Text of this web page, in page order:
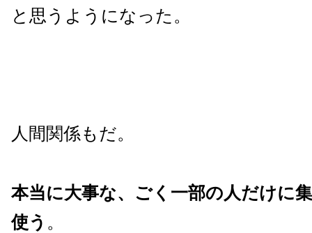
と思うようになった。
人間関係もだ。
本当に大事な、ごく一部の人だけに
使う 。